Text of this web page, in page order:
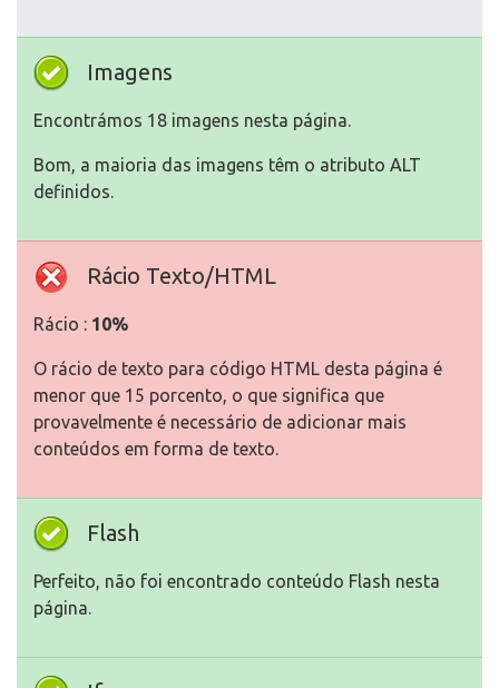
Imagens
Encontrámos 18 imagens nesta página.
Bom, a maioria das imagens têm o atributo ALT
definidos.
Rácio Texto/HTML
Rácio : 10%
O rácio de texto para código HTML desta página é
menor que 15 porcento, o que significa que
provavelmente é necessário de adicionar mais
conteúdos em forma de texto.
Flash
Perfeito, não foi encontrado conteúdo Flash nesta
página.